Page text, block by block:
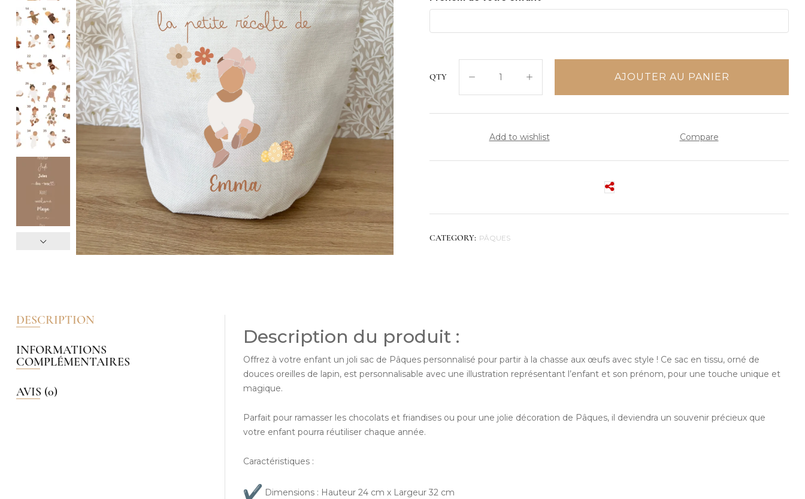
QTY AJOUTER AU PANIER
Add to wishlist Compare
CATEGORY: PÂQUES
DESCRIPTION
INFORMATIONS
COMPLÉMENTAIRES
AVIS (0)
Description du produit :
Offrez à votre enfant un joli sac de Pâques personnalisé pour partir à la chasse aux œufs avec style ! Ce sac en tissu, orné de
douces oreilles de lapin, est personnalisable avec une illustration représentant l’enfant et son prénom, pour une touche unique et
magique.
Parfait pour ramasser les chocolats et friandises ou pour une jolie décoration de Pâques, il deviendra un souvenir précieux que
votre enfant pourra réutiliser chaque année.
Caractéristiques :
Dimensions : Hauteur 24 cm x Largeur 32 cm